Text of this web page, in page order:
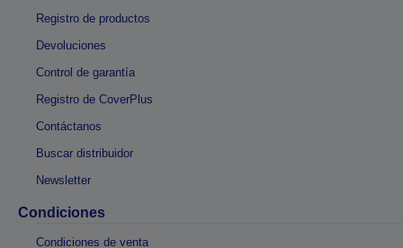
Registro de productos
Devoluciones
Control de garantía
Registro de CoverPlus
Contáctanos
Buscar distribuidor
Newsletter
Condiciones
Condiciones de venta